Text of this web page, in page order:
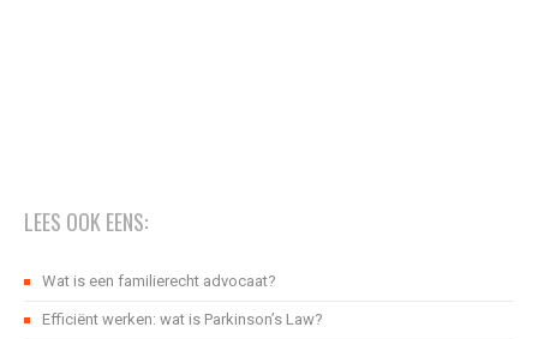
LEES OOK EENS:
Wat is een familierecht advocaat?
Efficiënt werken: wat is Parkinson’s Law?